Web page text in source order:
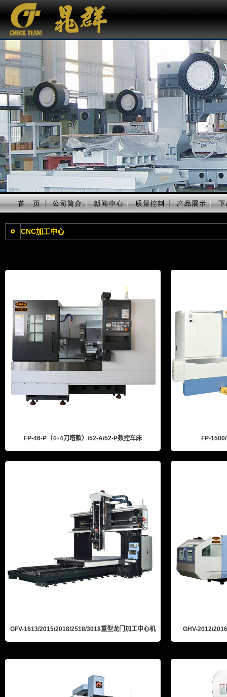
CNC加工中心
FP-46-P（4+4刀塔款）/52-A/52-P数控车床 FP-
GFV-1613/2015/2018/2518/3018重型龙门加工中心机 GHV-2012/